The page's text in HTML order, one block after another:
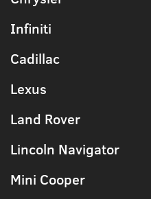
Infiniti
Cadillac
Lexus
Land Rover
Lincoln Navigator
Mini Cooper